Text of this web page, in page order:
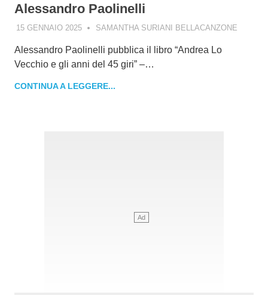
Alessandro Paolinelli
15 GENNAIO 2025 SAMANTHA SURIANI BELLACANZONE
Alessandro Paolinelli pubblica il libro “Andrea Lo
Vecchio e gli anni del 45 giri” –…
CONTINUA A LEGGERE...